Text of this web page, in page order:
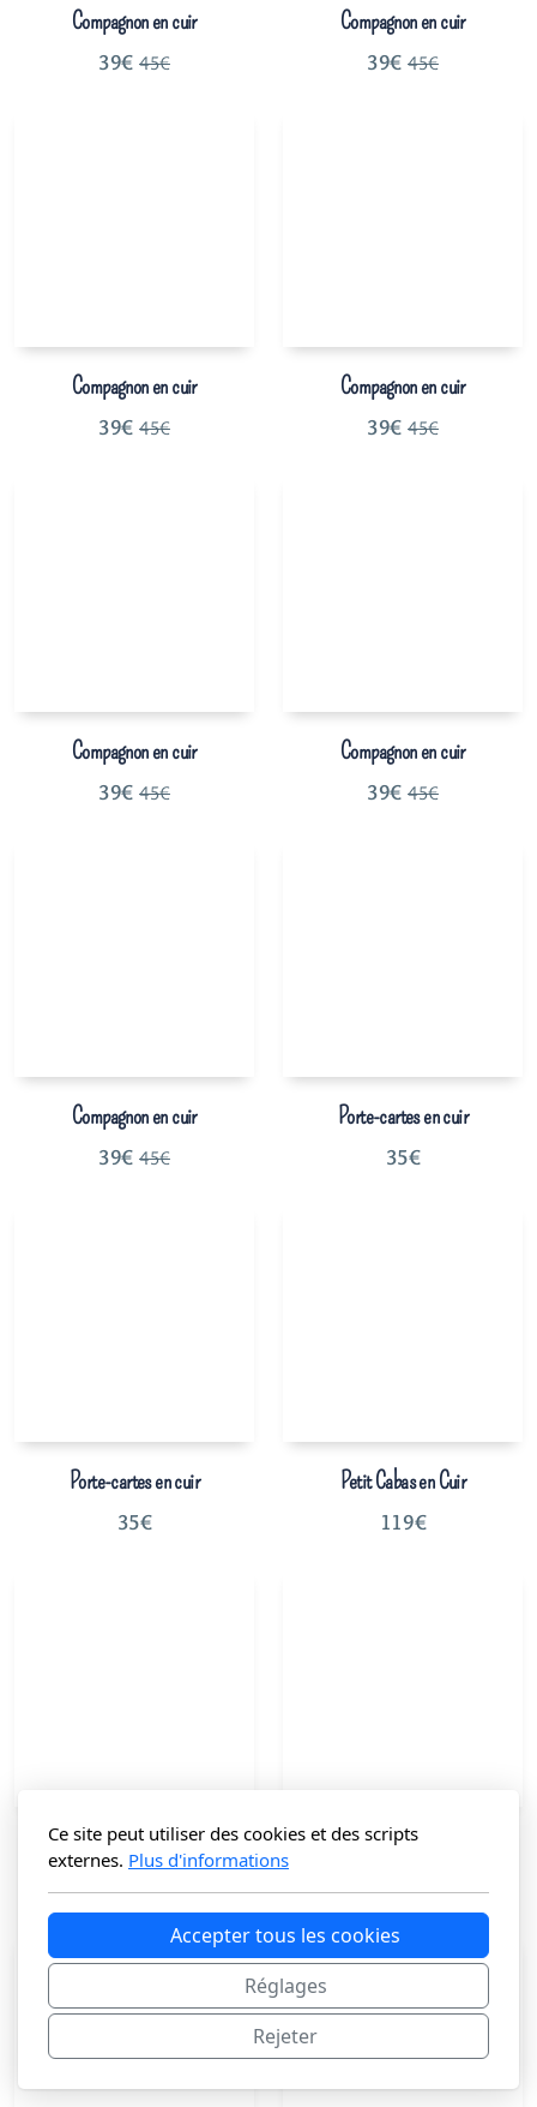
Compagnon en cuir
39€ 45€
Compagnon en cuir
39€ 45€
Compagnon en cuir
39€ 45€
Compagnon en cuir
39€ 45€
Compagnon en cuir
39€ 45€
Compagnon en cuir
39€ 45€
Compagnon en cuir
39€ 45€
Porte-cartes en cuir
35€
Porte-cartes en cuir
35€
Petit Cabas en Cuir
119€
Besace en cuir
99€
Cabas en Cuir KORBON
125€
Ce site peut utiliser des cookies et des scripts
externes. Plus d'informations
Accepter tous les cookies
Réglages
Rejeter